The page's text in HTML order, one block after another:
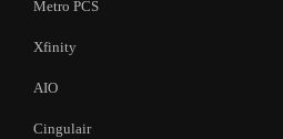
Metro PCS
Xfinity
AIO
Cingulair